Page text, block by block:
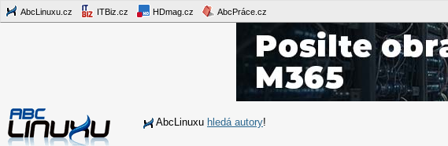
AbcLinuxu.cz ITBiz.cz HDmag.cz AbcPráce.cz
AbcLinuxu hledá autory!